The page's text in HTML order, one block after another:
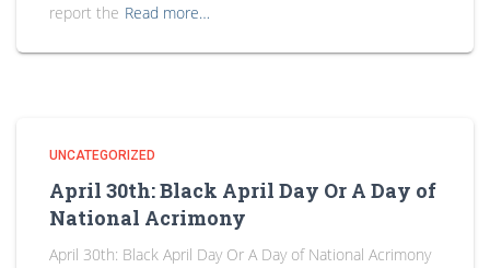
report the Read more…
UNCATEGORIZED
April 30th: Black April Day Or A Day of
National Acrimony
April 30th: Black April Day Or A Day of National Acrimony